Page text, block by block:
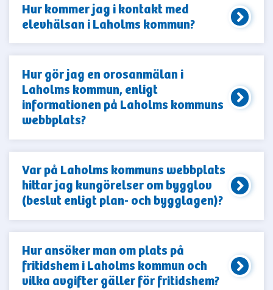
Hur kommer jag i kontakt med
elevhälsan i Laholms kommun?
Hur gör jag en orosanmälan i
Laholms kommun, enligt
informationen på Laholms kommuns
webbplats?
Var på Laholms kommuns webbplats
hittar jag kungörelser om bygglov
(beslut enligt plan- och bygglagen)?
Hur ansöker man om plats på
fritidshem i Laholms kommun och
vilka avgifter gäller för fritidshem?